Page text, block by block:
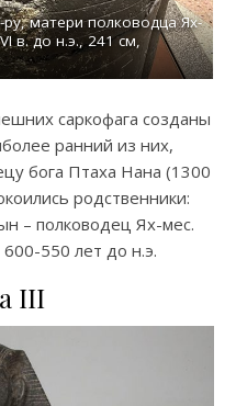
ру, матери полководца Ях-
в. до н.э., 241 см,
саркофага созданы
ранний из них,
бога Птаха Нана (1300
родственники:
– полководец Ях-мес.
600-550 лет до н.э.
III